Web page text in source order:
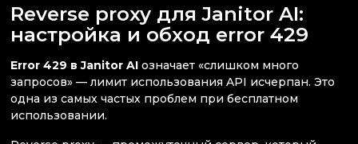
Reverse proxy для Janitor AI:
настройка и обход error 429
Error 429 в Janitor AI означает «слишком много
запросов» — лимит использования API исчерпан. Это
одна из самых частых проблем при бесплатном
использовании.